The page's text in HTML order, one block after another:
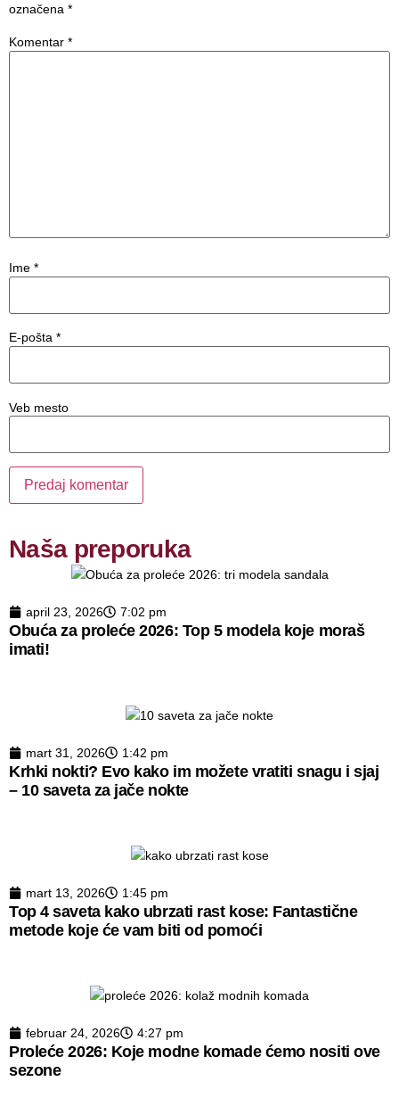
označena *
Komentar *
Ime *
E-pošta *
Veb mesto
Naša preporuka
april 23, 2026 7:02 pm
Obuća za proleće 2026: Top 5 modela koje moraš
imati!
mart 31, 2026 1:42 pm
Krhki nokti? Evo kako im možete vratiti snagu i sjaj
– 10 saveta za jače nokte
mart 13, 2026 1:45 pm
Top 4 saveta kako ubrzati rast kose: Fantastične
metode koje će vam biti od pomoći
februar 24, 2026 4:27 pm
Proleće 2026: Koje modne komade ćemo nositi ove
sezone